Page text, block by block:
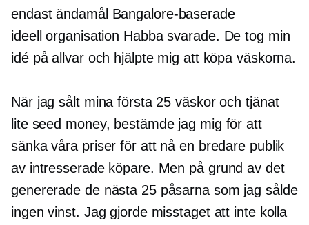
endast ändamål Bangalore-baserade
ideell organisation Habba svarade. De tog min
idé på allvar och hjälpte mig att köpa väskorna.
När jag sålt mina första 25 väskor och tjänat
lite seed money, bestämde jag mig för att
sänka våra priser för att nå en bredare publik
av intresserade köpare. Men på grund av det
genererade de nästa 25 påsarna som jag sålde
ingen vinst. Jag gjorde misstaget att inte kolla